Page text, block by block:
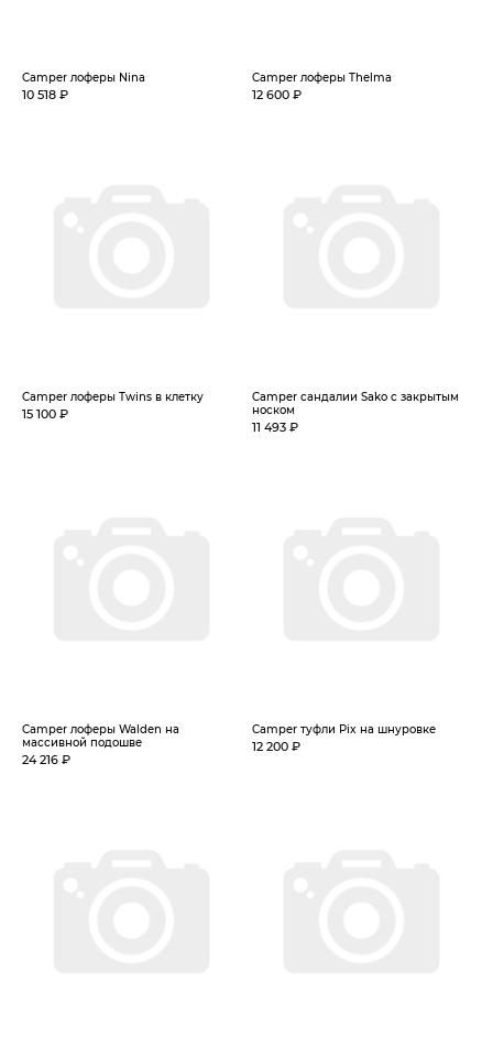
Camper лоферы Nina
10 518 ₽
Camper лоферы Thelma
12 600 ₽
Camper лоферы Twins в клетку
15 100 ₽
Camper сандалии Sako с закрытым
носком
11 493 ₽
Camper лоферы Walden на
массивной подошве
24 216 ₽
Camper туфли Pix на шнуровке
12 200 ₽